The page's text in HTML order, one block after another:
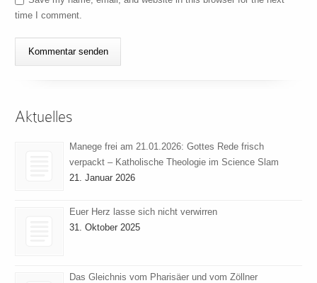
time I comment.
Aktuelles
Manege frei am 21.01.2026: Gottes Rede frisch
verpackt – Katholische Theologie im Science Slam
21. Januar 2026
Euer Herz lasse sich nicht verwirren
31. Oktober 2025
Das Gleichnis vom Pharisäer und vom Zöllner